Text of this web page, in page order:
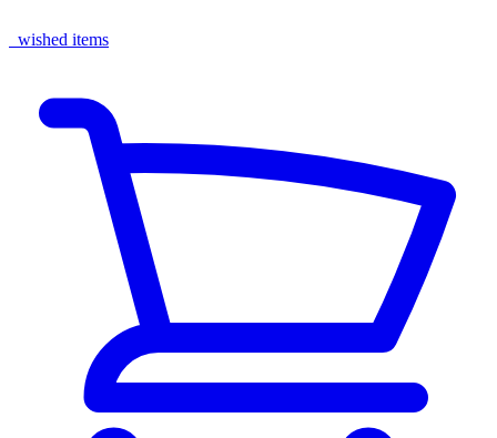
wished items